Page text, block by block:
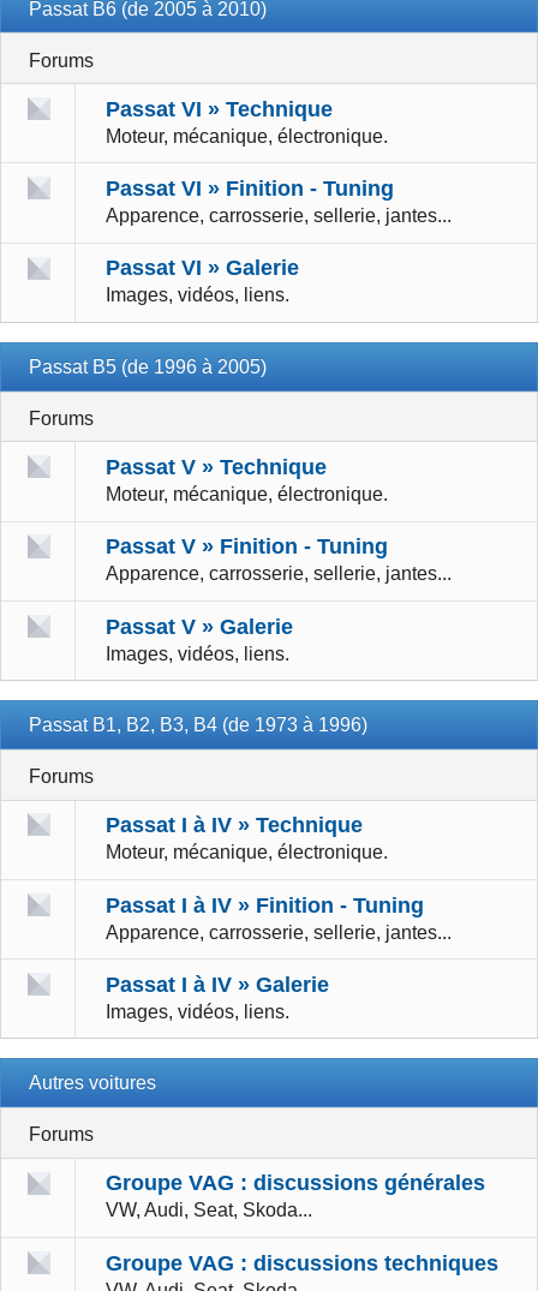
Passat B6 (de 2005 à 2010)
Forums
Passat VI » Technique
Moteur, mécanique, électronique.
Passat VI » Finition - Tuning
Apparence, carrosserie, sellerie, jantes...
Passat VI » Galerie
Images, vidéos, liens.
Passat B5 (de 1996 à 2005)
Forums
Passat V » Technique
Moteur, mécanique, électronique.
Passat V » Finition - Tuning
Apparence, carrosserie, sellerie, jantes...
Passat V » Galerie
Images, vidéos, liens.
Passat B1, B2, B3, B4 (de 1973 à 1996)
Forums
Passat I à IV » Technique
Moteur, mécanique, électronique.
Passat I à IV » Finition - Tuning
Apparence, carrosserie, sellerie, jantes...
Passat I à IV » Galerie
Images, vidéos, liens.
Autres voitures
Forums
Groupe VAG : discussions générales
VW, Audi, Seat, Skoda...
Groupe VAG : discussions techniques